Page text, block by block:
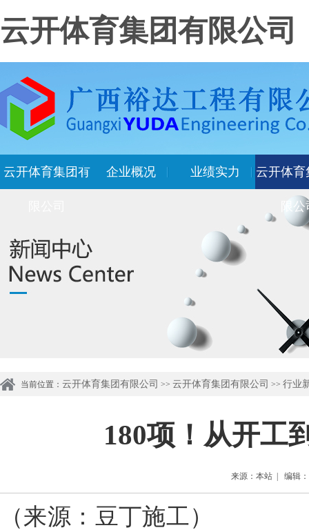
云开体育集团有限公司
云开体育集团有 企业概况 业绩实力 云开体育
限
当前位置： 云开体育集团有限公司 >> 云开体育集团有限公司 >> 行业
180项！从开工
来源：本站 | 编辑
（来源：豆丁施工）